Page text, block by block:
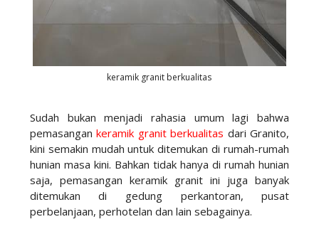
keramik granit berkualitas
Sudah bukan menjadi rahasia umum lagi bahwa
pemasangankeramik granit berkualitas dari Granito,
kini semakin mudah untuk ditemukan di rumah-rumah
hunian masa kini. Bahkan tidak hanya di rumah hunian
saja, pemasangan keramik granit ini juga banyak
ditemukan di gedung perkantoran, pusat
perbelanjaan, perhotelan dan lain sebagainya.